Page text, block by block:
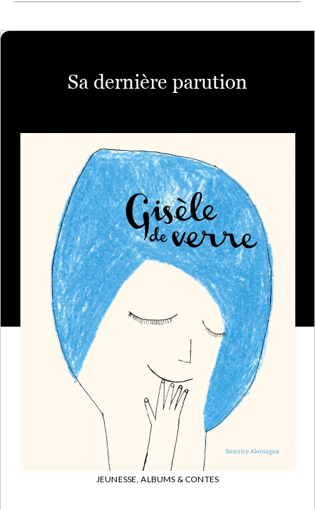
Sa dernière parution
JEUNESSE, ALBUMS & CONTES